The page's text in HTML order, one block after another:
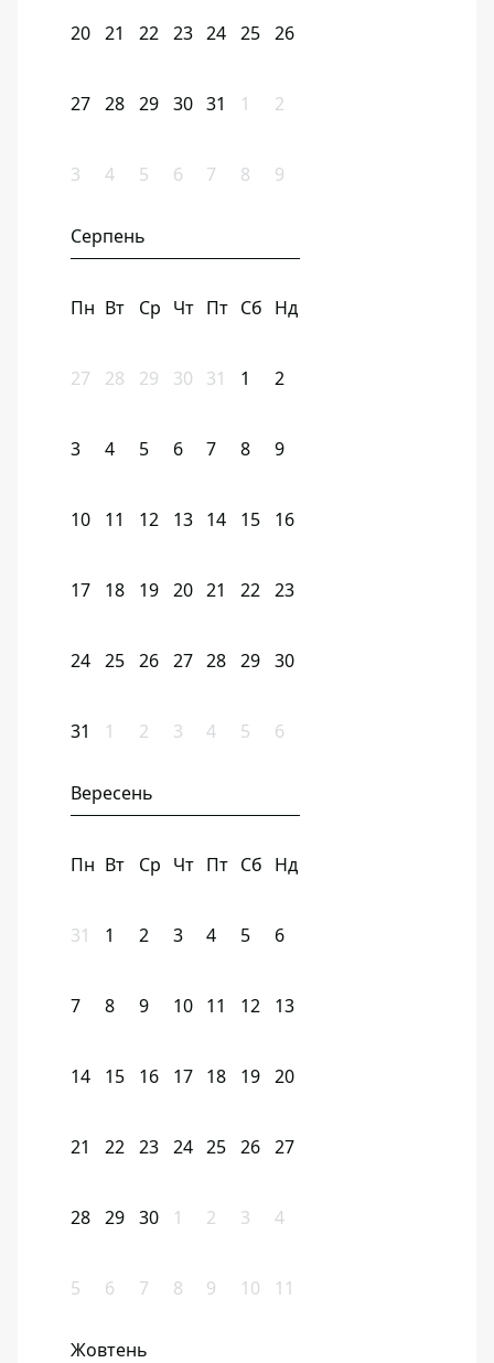
20 21 22 23 24 25 26
27 28 29 30 31 1 2
3 4 5 6 7 8 9
Серпень
Пн Вт Ср Чт Пт Сб Нд
27 28 29 30 31 1 2
3 4 5 6 7 8 9
10 11 12 13 14 15 16
17 18 19 20 21 22 23
24 25 26 27 28 29 30
31 1 2 3 4 5 6
Вересень
Пн Вт Ср Чт Пт Сб Нд
31 1 2 3 4 5 6
7 8 9 10 11 12 13
14 15 16 17 18 19 20
21 22 23 24 25 26 27
28 29 30 1 2 3 4
5 6 7 8 9 10 11
Жовтень